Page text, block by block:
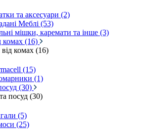
та аксесуари (2)
Меблі (53)
мішки, каремати та інше (3)
комах (16)
комах (16)
(15)
(1)
(30)
посуд (30)
(5)
(25)